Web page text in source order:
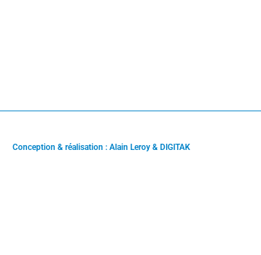
Conception & réalisation : Alain Leroy & DIGITAK